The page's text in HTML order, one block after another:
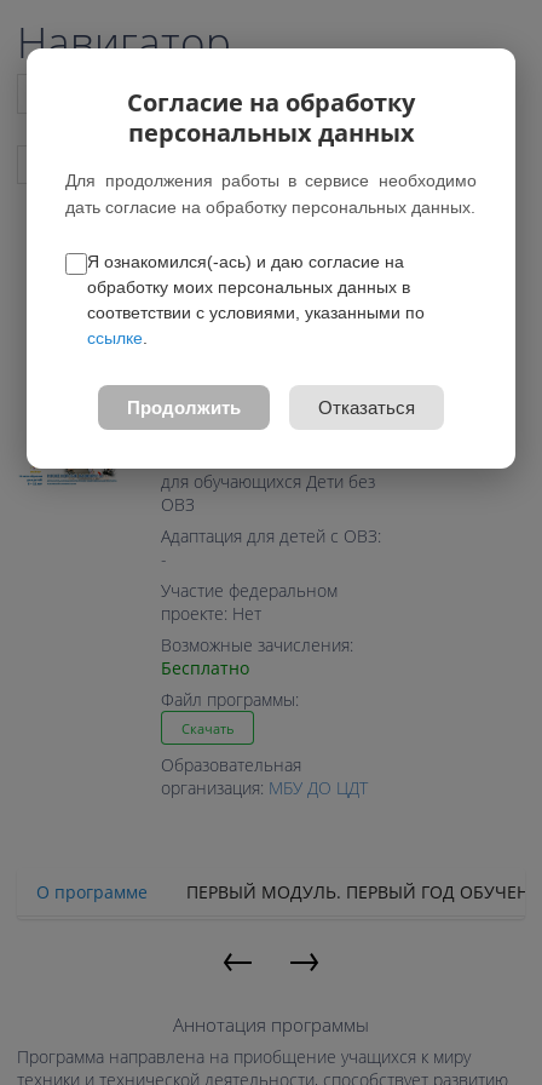
Навигатор
Список всех программ
Инженерные каникулы
*Нет действующих групп
Возраст: 6-15 лет
Направление: Техническое
для обучающихся Дети без
ОВЗ
Адаптация для детей с ОВЗ:
-
Участие федеральном
проекте: Нет
Возможные зачисления:
Бесплатно
Файл программы:
Скачать
Образовательная
организация: МБУ ДО ЦДТ
О программе ПЕРВЫЙ МОДУЛЬ. ПЕРВЫЙ ГОД
← →
Аннотация программы
Программа направлена на приобщение учащихся к миру
техники и технической деятельности, способствует развитию
Согласие на обработку
персональных данных
Для продолжения работы в сервисе необходимо
дать согласие на обработку персональных данных.
Я ознакомился(-ась) и даю согласие на
обработку моих персональных данных в
соответствии с условиями, указанными по
ссылке
Продолжить Отказаться